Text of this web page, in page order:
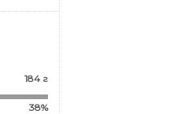
184 г
38%